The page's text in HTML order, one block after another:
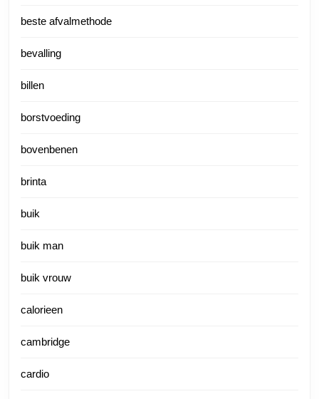
beste afvalmethode
bevalling
billen
borstvoeding
bovenbenen
brinta
buik
buik man
buik vrouw
calorieen
cambridge
cardio